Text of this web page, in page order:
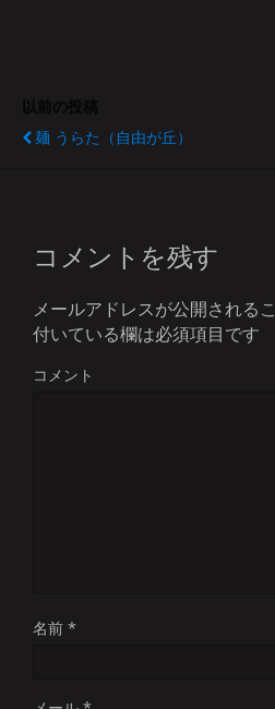
麺 うらた（自由が丘）
コメントを残す
メールアドレスが公開される
付いている欄は必須項目です
コメント
名前 *